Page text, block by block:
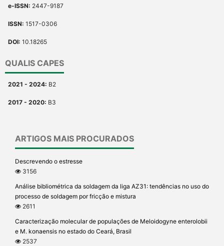
e-ISSN: 2447-9187
ISSN: 1517-0306
DOI: 10.18265
QUALIS CAPES
2021 - 2024: B2
2017 - 2020: B3
ARTIGOS MAIS PROCURADOS
Descrevendo o estresse
3156
Análise bibliométrica da soldagem da liga AZ31: tendências no uso do
processo de soldagem por fricção e mistura
2611
Caracterização molecular de populações de Meloidogyne enterolobii
e M. konaensis no estado do Ceará, Brasil
2537